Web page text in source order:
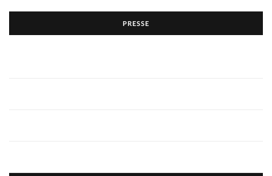
PRESSE